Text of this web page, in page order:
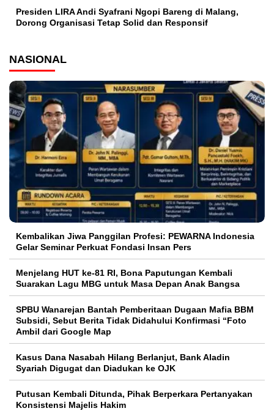
Presiden LIRA Andi Syafrani Ngopi Bareng di Malang,
Dorong Organisasi Tetap Solid dan Responsif
NASIONAL
Kembalikan Jiwa Panggilan Profesi: PEWARNA Indonesia
Gelar Seminar Perkuat Fondasi Insan Pers
Menjelang HUT ke-81 RI, Bona Paputungan Kembali
Suarakan Lagu MBG untuk Masa Depan Anak Bangsa
SPBU Wanarejan Bantah Pemberitaan Dugaan Mafia BBM
Subsidi, Sebut Berita Tidak Didahului Konfirmasi “Foto
Ambil dari Google Map
Kasus Dana Nasabah Hilang Berlanjut, Bank Aladin
Syariah Digugat dan Diadukan ke OJK
Putusan Kembali Ditunda, Pihak Berperkara Pertanyakan
Konsistensi Majelis Hakim